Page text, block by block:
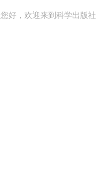
您好，欢迎来到科学出版社